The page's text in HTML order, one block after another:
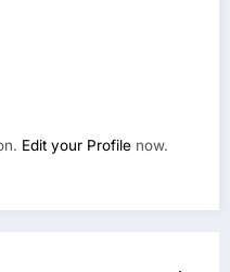
Edit your Profile now.